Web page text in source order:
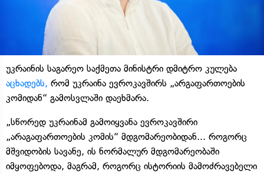
უკრაინის საგარეო საქმეთა მინისტრი დმიტრო კულება
აცხადებს, რომ უკრაინა ევროკავშირს „არგაფართოების
კომიდან“ გამოსვლაში დაეხმარა.
„სწორედ უკრაინამ გამოიყვანა ევროკავშირი
„არაგაფართოების კომის“ მდგომარეობიდან... როგორც
მშვიდობის სავანე, ის ნორმალურ მდგომარეობაში
იმყოფებოდა, მაგრამ, როგორც ისტორიის მამოძრავებელი